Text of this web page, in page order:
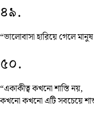
৪৯.
“ভালোবাসা হারিয়ে গেলে
৫০.
“একাকীত্ব কখনো শাস্তি নয়,
কখনো কখনো এটি সবচেয়ে